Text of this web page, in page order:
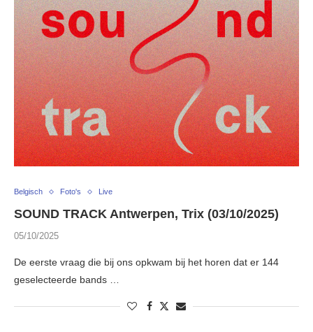
Belgisch Foto's Live
SOUND TRACK Antwerpen, Trix (03/10/2025)
05/10/2025
De eerste vraag die bij ons opkwam bij het horen dat er 144
geselecteerde bands …